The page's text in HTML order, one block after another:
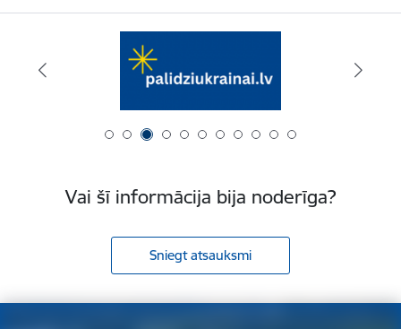
Vai šī informācija bija noderīga?
Sniegt atsauksmi